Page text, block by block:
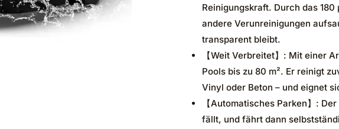
Reinigungskraft. Durch das
andere Verunreinigungen
transparent bleibt.
【Weit Verbreitet】: Mit einer
Pools bis zu 80 m². Er reinigt
Vinyl oder Beton – und eignet
【Automatisches Parken】:
fällt, und fährt dann